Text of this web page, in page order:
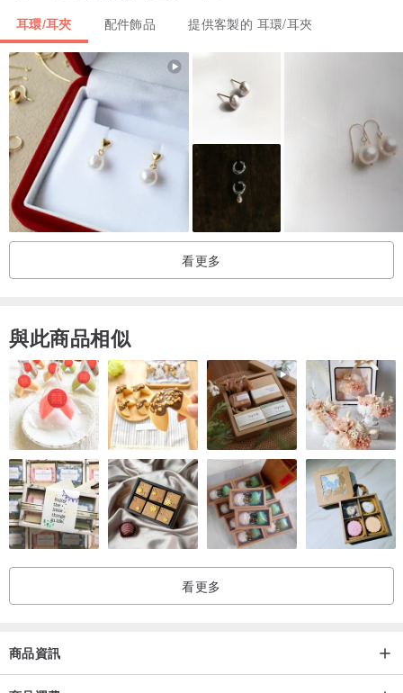
寄回商品，設計師將會盡快排單重製商品，並於5日內重新寄出。
△設計館中的產品零件95%在日本採買，雖然做工精良，但還是要避
免接觸香水、酒精等具有揮發性的化學產品接觸。
△已經盡量將拍攝的顏色調整至接近實際商品，但因為手機、電腦螢
幕的設定皆有不同，收到商品或許會出現顏色和螢幕有些微落差的請
況，煩請多多包涵，非常感謝。
△耳環皆為100%手工製作，會有不可避免的細微小瑕疵(殘膠、氣
泡、形狀、指紋)，請謹慎考慮是否能接受再行購買。
△所有產品的價格均含有產品+包裝材料及精美包裝盒。
等急用需求歡迎和設計師詢問！
/保養說明/
△配戴飾品前，請先進行噴香水、擦防曬油、乳液等動作，避免飾品
與刺激性物質的接觸。
△立體的飾品請小心不要勾到衣服、包包或其他物品，也不要帶著做
運動、做家事、曝曬在太陽下。
△配戴後請使用柔軟的布擦去油脂，放入夾鏈袋中，再收納至收納袋
中。
△做工再好的金屬零件都有褪色的可能，若有氧化褪色現象皆屬正
/貼心提醒/
耳環/耳夾 配件飾品 提供客製的 耳環/耳夾
看更多
與此商品相似
看更多
商品資訊